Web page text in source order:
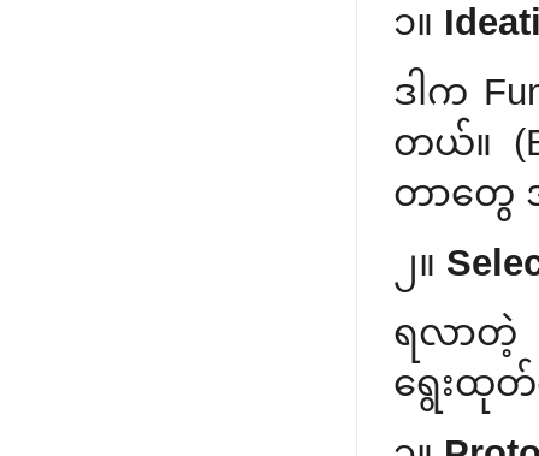
၁။
ဒါက
တယ်။
တာတွေ
၂။
ရလာတဲ့
ရွေးထု